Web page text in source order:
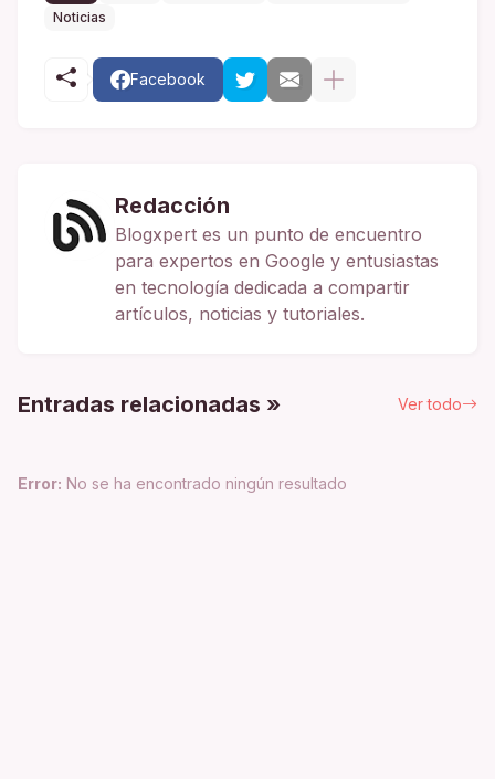
Noticias
Facebook
Redacción
Blogxpert es un punto de encuentro
para expertos en Google y entusiastas
en tecnología dedicada a compartir
artículos, noticias y tutoriales.
Entradas relacionadas » Ver todo
Error: No se ha encontrado ningún resultado